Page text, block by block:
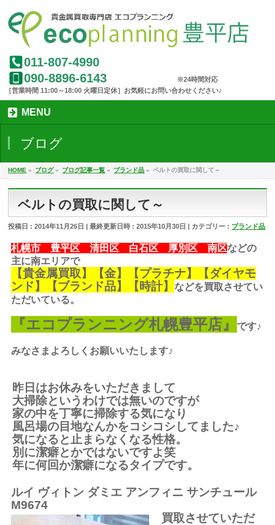
011-807-4990
090-8896-6143
MENU
ブログ
HOME » ブログ» ブログ記事一覧 » ブランド品 » ベルトの買取に関して～
ベルトの買取に関して～
投稿日 : 2014年11月26日 最終更新日時 : 2015年10月30日 カテゴリー : ブランド品
札幌市 豊平区 清田区 白石区 厚別区 南区などの
主に南エリアで
【貴金属買取 】【金】【プラチナ】【ダイヤモ
ンド】【ブランド品】【時計】などを買取させてい
ただいている。
『エコプランニング札幌豊平店』です♪
みなさまよろしくお願いいたします♪
昨日はお休みをいただきまして
大掃除というわけでは無いのですが
家の中を丁寧に掃除する気になり
風呂場の目地なんかをコシコシしてました♪
気になると止まらなくなる性格。
別に潔癖とかではないですよ笑
年に何回か潔癖になるタイプです。
ルイ ヴィトン ダミエ アンフィニ サンチュール
M9674
買取させていただ